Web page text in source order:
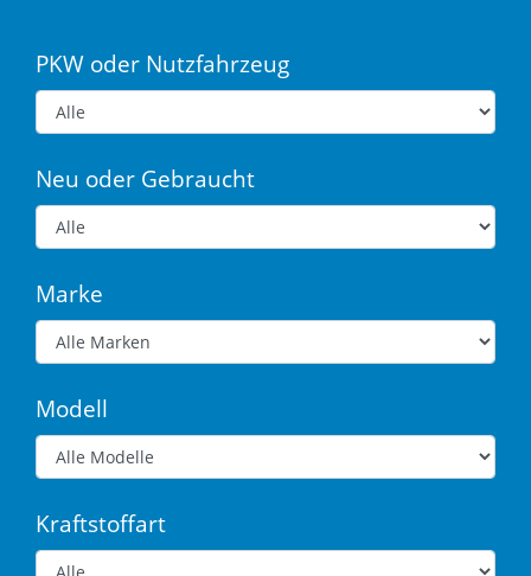
PKW oder Nutzfahrzeug
Neu oder Gebraucht
Marke
Modell
Kraftstoffart